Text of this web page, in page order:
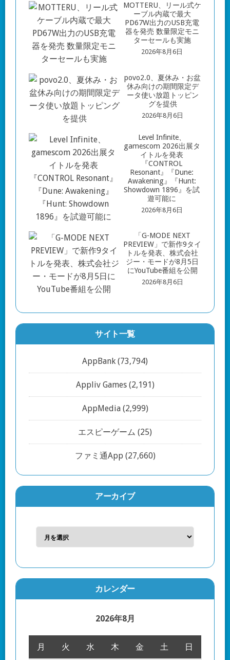
MOTTERU、リール式ケ
ーブル内蔵で最大
PD67W出力のUSB充電
器を発売 数量限定モニ
ターセールも実施
2026年8月6日
povo2.0、夏休み・お盆
休み向けの期間限定デ
ータ使い放題トッピン
グを提供
2026年8月6日
Level Infinite、
gamescom 2026出展タ
イトルを発表
『CONTROL
Resonant』『Dune:
Awakening』『Hunt:
Showdown 1896』を試
遊可能に
2026年8月6日
「G-MODE NEXT
PREVIEW」で新作9タイ
トルを発表、株式会社
ジー・モードが8月5日
にYouTube番組を公開
2026年8月6日
サイト一覧
AppBank (73,794)
Appliv Games(2,191)
AppMedia(2,999)
エスピーゲーム (25)
ファミ通App(27,660)
アーカイブ
カレンダー
2026年8月
月 火 水 木 金 土 日